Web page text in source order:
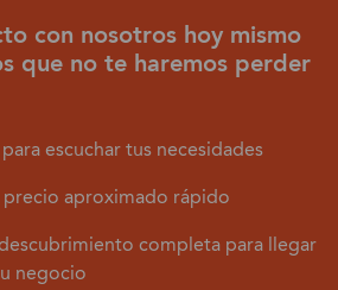
con nosotros hoy mismo
que no te haremos perder
escuchar tus necesidades
precio aproximado rápido
completa para llegar
negocio